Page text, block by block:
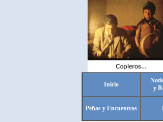
Inicio
y
Peñas y Encuentros